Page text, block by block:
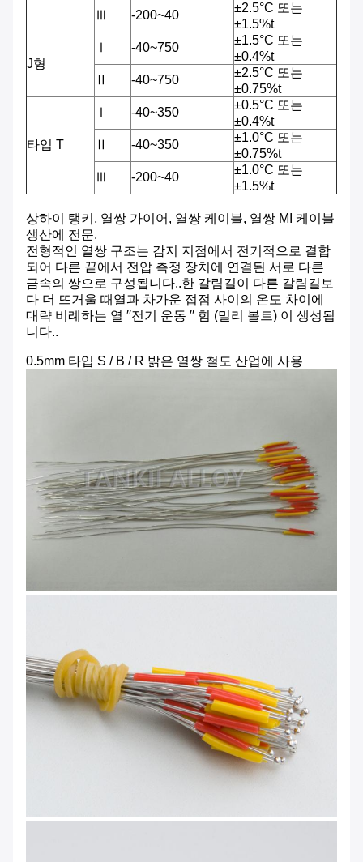
Ⅲ
-200~40
±2.5°C 또는
±1.5%t
J형
Ⅰ -40~750
±1.5°C 또는
±0.4%t
Ⅱ
-40~750
±2.5°C 또는
±0.75%t
타입 T
Ⅰ -40~350
±0.5°C 또는
±0.4%t
Ⅱ
-40~350
±1.0°C 또는
±0.75%t
Ⅲ
-200~40
±1.0°C 또는
±1.5%t
상하이 탱키, 열쌍 가이어, 열쌍 케이블, 열쌍 MI 케이블
생산에 전문.
전형적인 열쌍 구조는 감지 지점에서 전기적으로 결합
되어 다른 끝에서 전압 측정 장치에 연결된 서로 다른
금속의 쌍으로 구성됩니다..한 갈림길이 다른 갈림길보
다 더 뜨거울 때열과 차가운 접점 사이의 온도 차이에
대략 비례하는 열 ′′전기 운동 ′′ 힘 (밀리 볼트) 이 생성됩
니다..
0.5mm 타입 S / B / R 밝은 열쌍 철도 산업에 사용